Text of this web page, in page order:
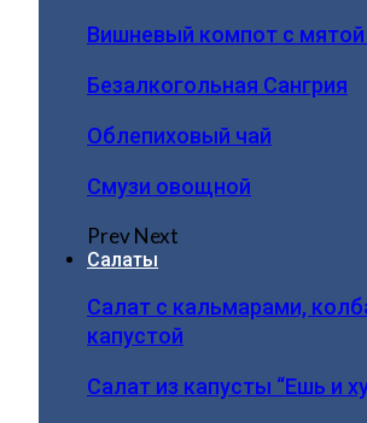
Вишневый компот с мятой
Безалкогольная Сангрия
Облепиховый чай
Смузи овощной
PrevNext
Салаты
Салат с кальмарами,
капустой
Салат из капусты “Ешь и